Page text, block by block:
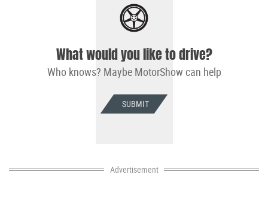
What would you like to drive?
Who knows? Maybe MotorShow can help
SUBMIT
Advertisement